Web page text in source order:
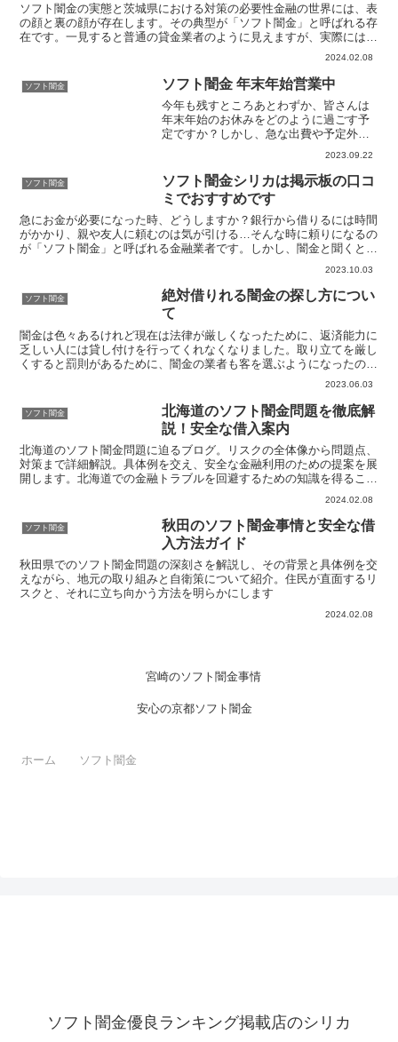
ソフト闇金の実態と茨城県における対策の必要性金融の世界には、表
の顔と裏の顔が存在します。その典型が「ソフト闇金」と呼ばれる存
在です。一見すると普通の貸金業者のように見えますが、実際には高
2024.02.08
ソフト闇金 ソフト闇金 年末年始営業中
今年も残すところあとわずか、皆さんは
年末年始のお休みをどのように過ごす予
定ですか？しかし、急な出費や予定外の
う。そんな時に頼りになるのがソフト闇
金です。なんと、ソフト闇金では年末年
始も営業中なのです！今回は...
2023.09.22
ソフト闇金
ソフト闇金シリカは掲示板の口コ
ミでおすすめです
急にお金が必要になった時、どうしますか？銀行から借りるには時間
がかかり、親や友人に頼むのは気が引ける…そんな時に頼りになるの
が「ソフト闇金」と呼ばれる金融業者です。しかし、闇金と聞くと怖
2023.10.03
ソフト闇金
絶対借りれる闇金の探し方につい
て
闇金は色々あるけれど現在は法律が厳しくなったために、返済能力に
乏しい人には貸し付けを行ってくれなくなりました。取り立てを厳し
くすると罰則があるために、闇金の業者も客を選ぶようになったので
2023.06.03
ソフト闇金
北海道のソフト闇金問題を徹底解
説！安全な借入案内
北海道のソフト闇金問題に迫るブログ。リスクの全体像から問題点、
対策まで詳細解説。具体例を交え、安全な金融利用のための提案を展
開します。北海道での金融トラブルを回避するための知識を得ること
2024.02.08
ソフト闇金
秋田のソフト闇金事情と安全な借
入方法ガイド
秋田県でのソフト闇金問題の深刻さを解説し、その背景と具体例を交
えながら、地元の取り組みと自衛策について紹介。住民が直面するリ
スクと、それに立ち向かう方法を明らかにします
2024.02.08
宮崎のソフト闇金事情
安心の京都ソフト闇金
ホーム ソフト闇金
ソフト闇金優良ランキング掲載店のシリカ